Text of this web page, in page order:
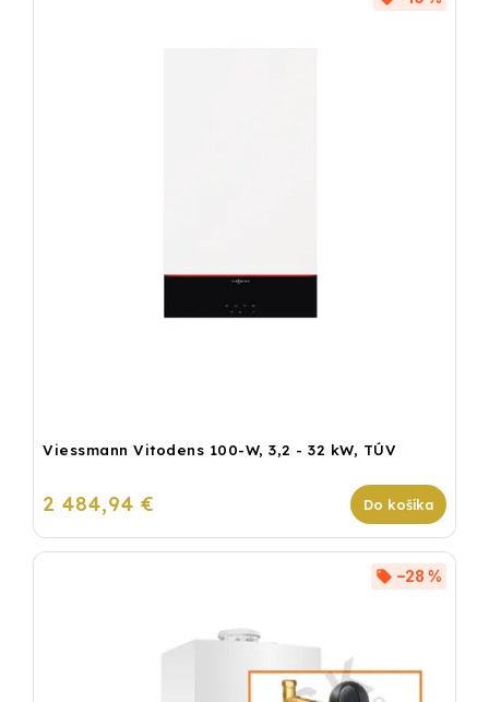
Viessmann Vitodens 100-W, 3,2 - 32 kW, TÚV
2 484,94 € Do košíka
–28 %